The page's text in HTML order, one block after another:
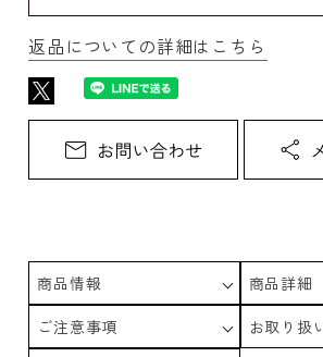
返品についての詳細はこちら
商品情報
商品詳細
ご注意事項
お取り扱